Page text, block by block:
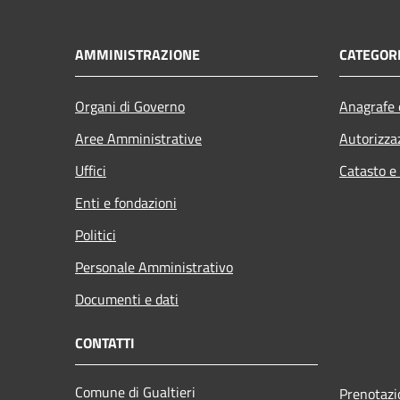
AMMINISTRAZIONE
Organi di Governo
Aree Amministrative
Uffici
Enti e fondazioni
Politici
Personale Amministrativo
Documenti e dati
Catasto
CONTATTI
Comune di Gualtieri